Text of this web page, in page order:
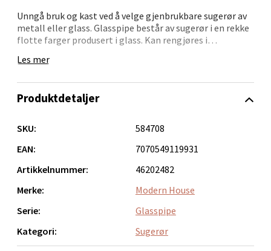
Unngå bruk og kast ved å velge gjenbrukbare sugerør av
metall eller glass. Glasspipe består av sugerør i en rekke
flotte farger produsert i glass. Kan rengjøres i
rengjøre for hånd med Steelpipe sugerørbørste.
passer ekstra godt til fyldige drikker som smoothie.
Mål: Diameter 0,8 cm, Lengde 20 cm
Les mer
Produktdetaljer
SKU:
584708
EAN:
7070549119931
Artikkelnummer:
46202482
Merke:
Modern House
Serie:
Glasspipe
Kategori:
Sugerør
Velg
Bergen - Oasen Senter
Åpent i dag 10-21
Oppdal - Aunasenteret